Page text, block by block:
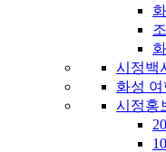
시정백
화성
시정홍